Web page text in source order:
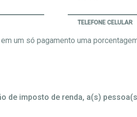
TELEFONE CELULAR
um só pagamento uma
de imposto de renda, a(s)